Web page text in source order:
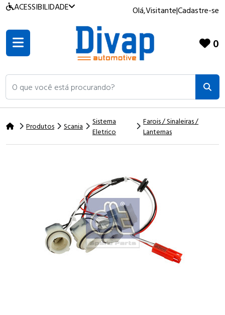
ACESSIBILIDADE Olá,Visitante|Cadastre-se
O que você está procurando?
0
Produtos Scania
Sistema
Eletrico
Farois / Sinaleiras /
Lanternas